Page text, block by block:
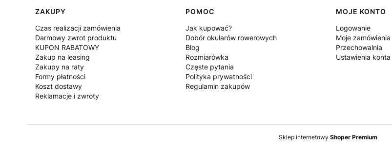
Linki w stopce
ZAKUPY
Czas realizacji zamówienia
Darmowy zwrot produktu
KUPON RABATOWY
Zakup na leasing
Zakupy na raty
Formy płatności
Koszt dostawy
Reklamacje i zwroty
POMOC
Jak kupować?
Dobór okularów rowerowych
Blog
Rozmiarówka
Częste pytania
Polityka prywatności
Regulamin zakupów
MOJE KONTO
Logowanie
Moje zamówienia
Przechowalnia
Ustawienia konta
Sklep internetowy Shoper Premium